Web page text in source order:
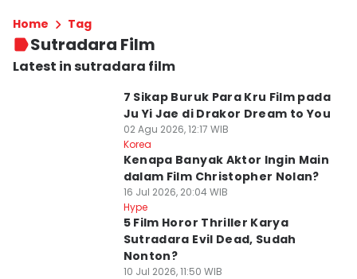
Home Tag
Sutradara Film
Latest in sutradara film
7 Sikap Buruk Para Kru Film pada
Ju Yi Jae di Drakor Dream to You
02 Agu 2026, 12:17 WIB
Korea
Kenapa Banyak Aktor Ingin Main
dalam Film Christopher Nolan?
16 Jul 2026, 20:04 WIB
Hype
5 Film Horor Thriller Karya
Sutradara Evil Dead, Sudah
Nonton?
10 Jul 2026, 11:50 WIB